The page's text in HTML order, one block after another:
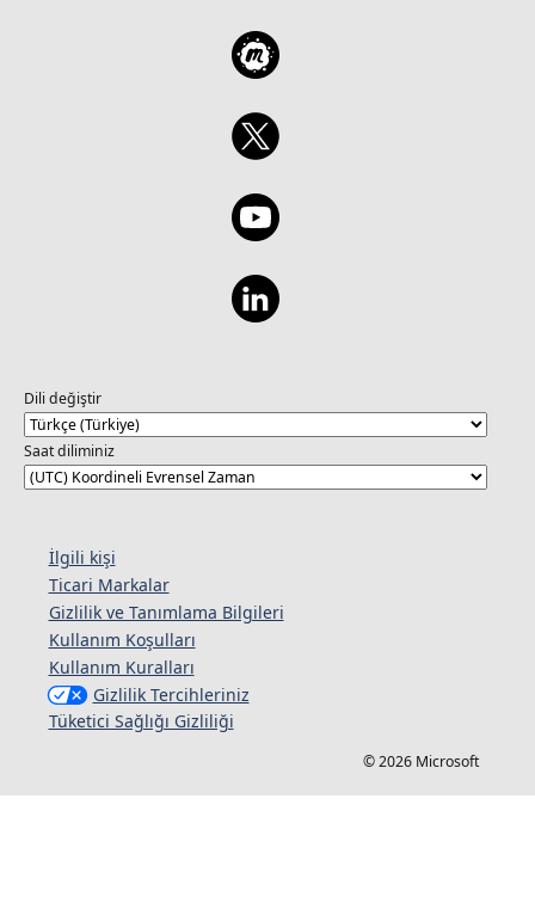
Dili değiştir
Saat diliminiz
İlgili kişi
Ticari Markalar
Gizlilik ve Tanımlama Bilgileri
Kullanım Koşulları
Kullanım Kuralları
Gizlilik Tercihleriniz
Tüketici Sağlığı Gizliliği
© 2026 Microsoft